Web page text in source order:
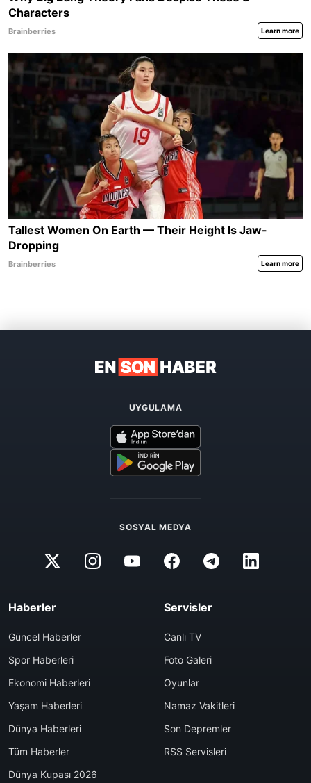
UYGULAMA
SOSYAL MEDYA
Haberler
Güncel Haberler
Spor Haberleri
Ekonomi Haberleri
Yaşam Haberleri
Dünya Haberleri
Tüm Haberler
Dünya Kupası 2026
Servisler
Canlı TV
Foto Galeri
Oyunlar
Namaz Vakitleri
Son Depremler
RSS Servisleri